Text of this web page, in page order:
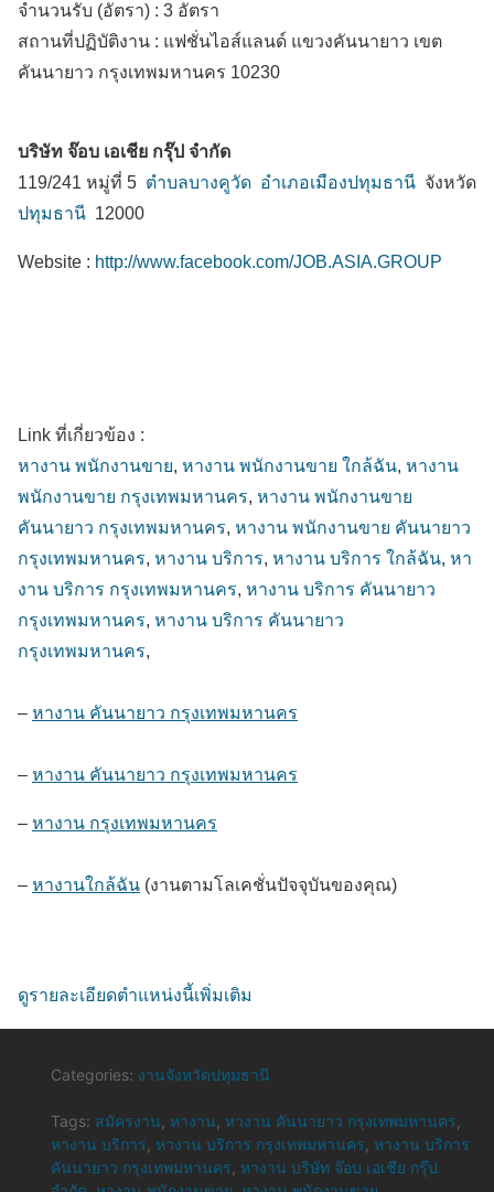
จำนวนรับ (อัตรา) : 3 อัตรา
สถานที่ปฏิบัติงาน : แฟชั่นไอส์แลนด์ แขวงคันนายาว เขต
คันนายาว กรุงเทพมหานคร 10230
บริษัท จ๊อบ เอเชีย กรุ๊ป จำกัด
119/241 หมู่ที่ 5 ตำบลบางคูวัด อำเภอเมืองปทุมธานี จังหวัด
ปทุมธานี 12000
Website : http://www.facebook.com/JOB.ASIA.GROUP
Link ที่เกี่ยวข้อง :
หางาน พนักงานขาย, หางาน พนักงานขาย ใกล้ฉัน, หางาน
พนักงานขาย กรุงเทพมหานคร, หางาน พนักงานขาย
คันนายาว กรุงเทพมหานคร, หางาน พนักงานขาย คันนายาว
กรุงเทพมหานคร, หางาน บริการ, หางาน บริการ ใกล้ฉัน, หา
งาน บริการ กรุงเทพมหานคร, หางาน บริการ คันนายาว
กรุงเทพมหานคร, หางาน บริการ คันนายาว
กรุงเทพมหานคร,
– หางาน คันนายาว กรุงเทพมหานคร
– หางาน คันนายาว กรุงเทพมหานคร
– หางาน กรุงเทพมหานคร
– หางานใกล้ฉัน (งานตามโลเคชั่นปัจจุบันของคุณ)
ดูรายละเอียดตำแหน่งนี้เพิ่มเติม
Categories: งานจังหวัดปทุมธานี
Tags: สมัครงาน หางาน หางาน คันนายาว กรุงเทพมหานคร
หางาน บริการ หางาน บริการ กรุงเทพมหานคร หางาน บริการ
คันนายาว กรุงเทพมหานคร หางาน บริษัท จ๊อบ เอเชีย กรุ๊ป